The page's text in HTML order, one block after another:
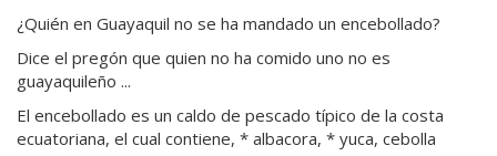
¿Quién en Guayaquil no se ha mandado un encebollado?
Dice el pregón que quien no ha comido uno no es
guayaquileño ...
El encebollado es un caldo de pescado típico de la costa
ecuatoriana, el cual contiene, * albacora, * yuca, cebolla